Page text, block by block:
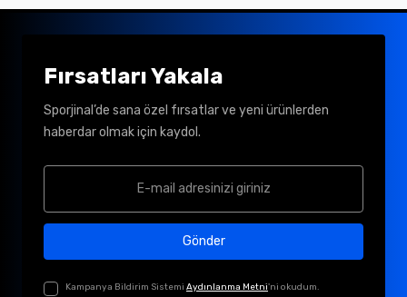
Fırsatları Yakala
Sporjinal’de sana özel fırsatlar ve yeni ürünlerden
haberdar olmak için kaydol.
Gönder
Kampanya Bildirim Sistemi Aydınlanma Metni'ni okudum.